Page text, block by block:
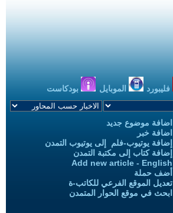
فليبورد الموبايل بودكاست
اضافة موضوع جديد
اضافة خبر
إضافة يوتيوب-فلم إلى يوتيوب التمدن
إضافة كتاب إلى مكتبة التمدن
Add new article - English
أضف حملة
تعديل الموقع الفرعي للكاتب-ة
ابحث في موقع الحوار المتمدن